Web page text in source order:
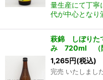
量生産にて丁寧
代が中心とな
萩錦 しぼりた
み 720ml （
1,265円(税込)
完売 いたしまし